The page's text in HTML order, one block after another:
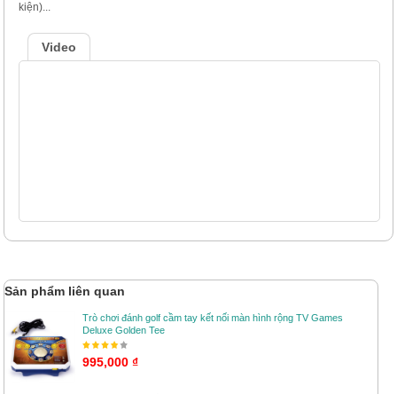
kiện)...
Video
Sản phẩm liên quan
Trò chơi đánh golf cầm tay kết nối màn hình rộng TV Games
Deluxe Golden Tee
995,000 ₫